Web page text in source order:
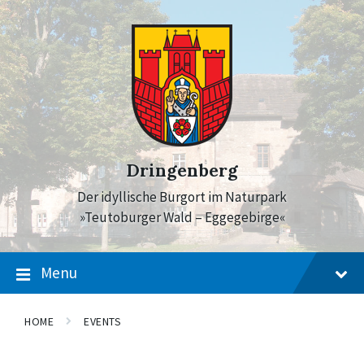
Skip
to
content
Skip
to
main
navigation
Skip
to
footer
Dringenberg
Der idyllische Burgort im Naturpark
»Teutoburger Wald – Eggegebirge«
Menu
HOME EVENTS